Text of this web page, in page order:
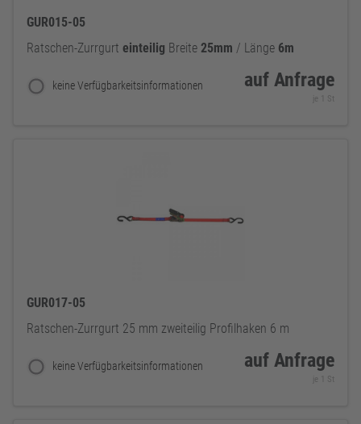
GUR015-05
Ratschen-Zurrgurt einteilig Breite 25mm / Länge 6m
keine Verfügbarkeitsinformationen auf Anfrage
je 1 St
GUR017-05
Ratschen-Zurrgurt 25 mm zweiteilig Profilhaken 6 m
keine Verfügbarkeitsinformationen auf Anfrage
je 1 St